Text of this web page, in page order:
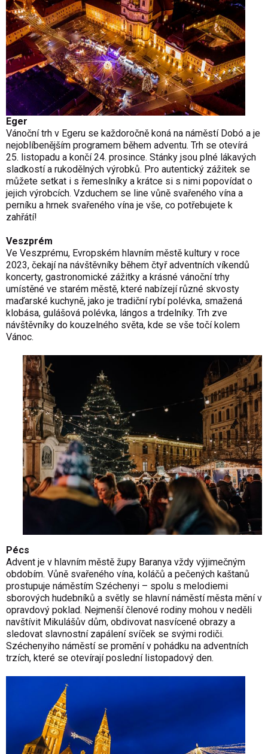
Eger
Vánoční trh v Egeru se každoročně koná na náměstí Dobó a je
nejoblíbenějším programem během adventu. Trh se otevírá
25. listopadu a končí 24. prosince. Stánky jsou plné lákavých
sladkostí a rukodělných výrobků. Pro autentický zážitek se
můžete setkat i s řemeslníky a krátce si s nimi popovídat o
jejich výrobcích. Vzduchem se line vůně svařeného vína a
perníku a hrnek svařeného vína je vše, co potřebujete k
zahřátí!
Veszprém
Ve Veszprému, Evropském hlavním městě kultury v roce
2023, čekají na návštěvníky během čtyř adventních víkendů
koncerty, gastronomické zážitky a krásné vánoční trhy
umístěné ve starém městě, které nabízejí různé skvosty
maďarské kuchyně, jako je tradiční rybí polévka, smažená
klobása, gulášová polévka, lángos a trdelníky. Trh zve
návštěvníky do kouzelného světa, kde se vše točí kolem
Vánoc.
Pécs
Advent je v hlavním městě župy Baranya vždy výjimečným
obdobím. Vůně svařeného vína, koláčů a pečených kaštanů
prostupuje náměstím Széchenyi – spolu s melodiemi
sborových hudebníků a světly se hlavní náměstí města mění v
opravdový poklad. Nejmenší členové rodiny mohou v neděli
navštívit Mikulášův dům, obdivovat nasvícené obrazy a
sledovat slavnostní zapálení svíček se svými rodiči.
Széchenyiho náměstí se promění v pohádku na adventních
trzích, které se otevírají poslední listopadový den.